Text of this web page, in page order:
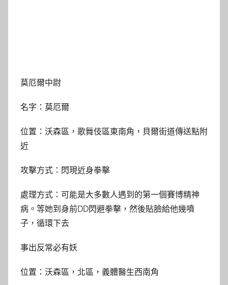
莫厄爾中尉
名字：莫厄爾
位置：沃森區，歌舞伎區東南角，貝爾街道傳送點附
近
攻擊方式：閃現近身拳擊
處理方式：可能是大多數人遇到的第一個賽博精神
病。等她到身前DD閃避拳擊，然後貼臉給他幾噴
子，循環下去
事出反常必有妖
位置：沃森區，北區，義體醫生西南角